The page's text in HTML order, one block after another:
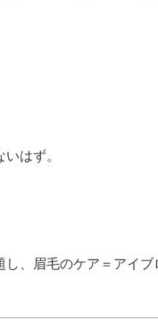
はず。
、眉毛のケア＝アイ